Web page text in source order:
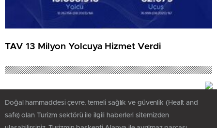
TAV 13 Milyon Yolcuya Hizmet Verdi
Doğal hammaddesi çevre, temeli sağlık ve güvenlik (Healt and
safe) olan Turizm sektörü ile ilgili haberleri sitemizden